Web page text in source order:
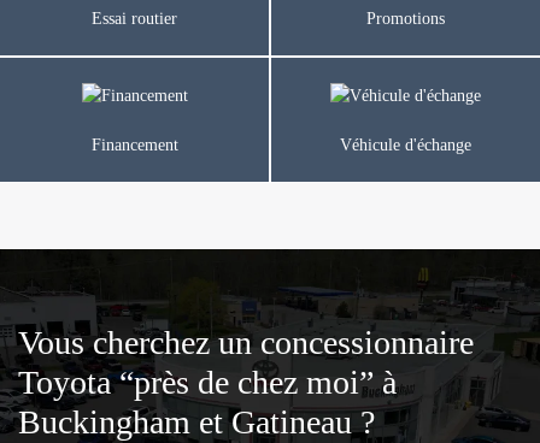
Essai routier Promotions
Financement Véhicule d'échange
Vous cherchez un concessionnaire
Toyota “près de chez moi” à
Buckingham et Gatineau ?